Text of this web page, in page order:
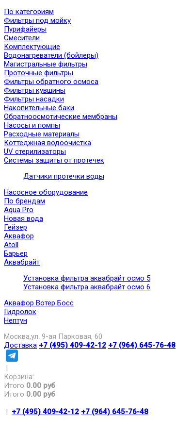
По категориям
Фильтры под мойку
Пурифайеры
Смесители
Комплектующие
Водонагреватели (бойлеры)
Магистральные фильтры
Проточные фильтры
Фильтры обратного осмоса
Фильтры кувшины
Фильтры насадки
Накопительные баки
Обратноосмотические мембраны
Насосы и помпы
Расходные материалы
Коттеджная водоочистка
UV стерилизаторы
Системы защиты от протечек
Датчики протечки воды
Насосное оборудование
По брендам
Aqua Pro
Новая вода
Гейзер
Аквафор
Atoll
Барьер
Аквабрайт
Установка фильтра аквабрайт осмо 5
Установка фильтра аквабрайт осмо 6
Аквафор Вотер Босс
Гидролок
Нептун
Москва,ул. 9-ая Парковая, 60
Доставка +7 (495) 409-42-12 +7 (964) 645-76-48
|
Корзина:
Итого 0.00 руб
Итого 0.00 руб
| +7 (495) 409-42-12 +7 (964) 645-76-48